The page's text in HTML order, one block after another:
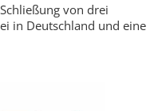
von drei
in Deutschland und eine